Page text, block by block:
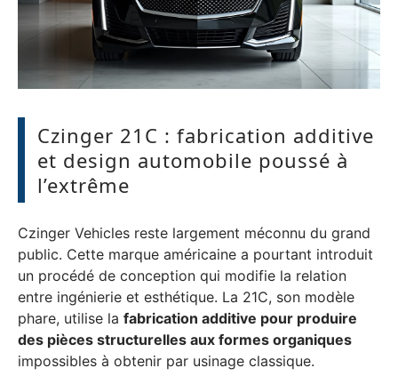
Czinger 21C : fabrication additive
et design automobile poussé à
l’extrême
Czinger Vehicles reste largement méconnu du grand
public. Cette marque américaine a pourtant introduit
un procédé de conception qui modifie la relation
entre ingénierie et esthétique. La 21C, son modèle
phare, utilise la fabrication additive pour produire
des pièces structurelles aux formes organiques
impossibles à obtenir par usinage classique.